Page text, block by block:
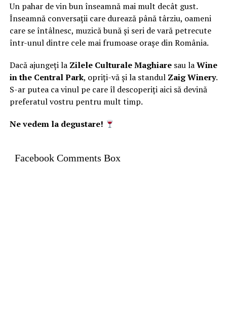
Un pahar de vin bun înseamnă mai mult decât gust.
Înseamnă conversații care durează până târziu, oameni
care se întâlnesc, muzică bună și seri de vară petrecute
într-unul dintre cele mai frumoase orașe din România.
Dacă ajungeți la Zilele Culturale Maghiaresau laWine
in the Central Park, opriți-vă și la standul Zaig Winery.
S-ar putea ca vinul pe care îl descoperiți aici să devină
preferatul vostru pentru mult timp.
Ne vedem la degustare!
Facebook Comments Box